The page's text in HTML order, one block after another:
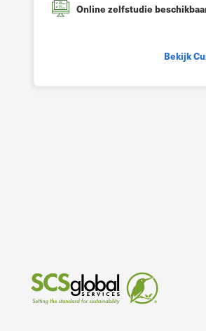
Online zelfstudie
Bekijk